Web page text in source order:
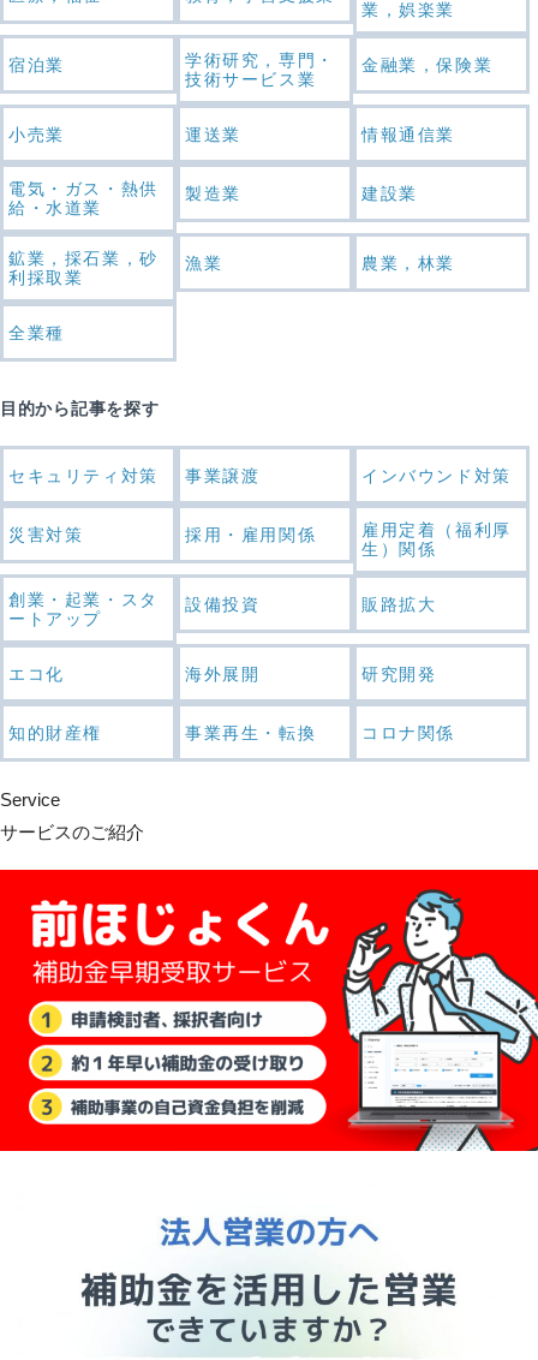
業，娯楽業
宿泊業
学術研究，専門・
技術サービス業
金融業，保険業
小売業 運送業 情報通信業
電気・ガス・熱供
給・水道業
製造業 建設業
鉱業，採石業，砂
利採取業
漁業 農業，林業
全業種
目的から記事を探す
セキュリティ対策 事業譲渡 インバウンド対策
災害対策 採用・雇用関係
雇用定着（福利厚
生）関係
創業・起業・スタ
ートアップ
設備投資 販路拡大
エコ化 海外展開 研究開発
知的財産権 事業再生・転換 コロナ関係
Service
サービスのご紹介